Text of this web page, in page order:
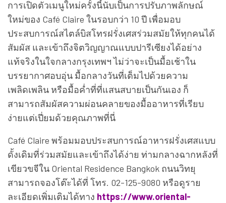
การเปิดตัวเมนูใหม่ครั้งนี้นับเป็นการปรับภาพลักษณ์
ใหม่ของ Café Claire ในรอบกว่า 10 ปี เพื่อมอบ
ประสบการณ์สไตล์บิสโทรฝรั่งเศสร่วมสมัยให้ทุกคนได้
สัมผัส และเข้าถึงจิตวิญญาณแบบปารีเซียงได้อย่าง
แท้จริงในใจกลางกรุงเทพฯ ไม่ว่าจะเป็นมื้อเช้าใน
บรรยากาศอบอุ่น มื้อกลางวันที่เต็มไปด้วยความ
เพลิดเพลิน หรือมื้อค่ำที่ที่แสนสบายเป็นกันเอง ก็
สามารถสัมผัสความผ่อนคลายของมื้ออาหารที่เรียบ
ง่ายแต่เปี่ยมด้วยคุณภาพที่นี่
Café Claire พร้อมมอบประสบการณ์อาหารฝรั่งเศสแบบ
ดั้งเดิมที่ร่วมสมัยและเข้าถึงได้ง่าย ท่ามกลางฉากหลังที่
เขียวขจีใน Oriental Residence Bangkok ถนนวิทยุ
สามารถจองโต๊ะได้ที่ โทร. 02-125-9080 หรือดูราย
ละเอียดเพิ่มเติมได้ทาง https://www.oriental-